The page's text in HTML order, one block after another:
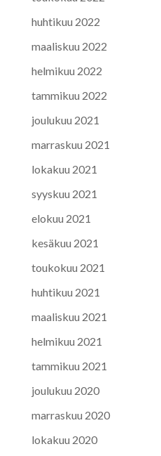
huhtikuu 2022
maaliskuu 2022
helmikuu 2022
tammikuu 2022
joulukuu 2021
marraskuu 2021
lokakuu 2021
syyskuu 2021
elokuu 2021
kesäkuu 2021
toukokuu 2021
huhtikuu 2021
maaliskuu 2021
helmikuu 2021
tammikuu 2021
joulukuu 2020
marraskuu 2020
lokakuu 2020